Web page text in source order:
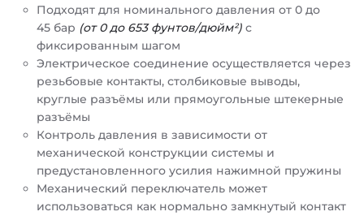
Подходят для номинального давления от 0 до
45 бар (от 0 до 653 фунтов/дюйм²) c
фиксированным шагом
Электрическое соединение осуществляется через
резьбовые контакты, столбиковые выводы,
круглые разъёмы или прямоугольные штекерные
разъёмы
Контроль давления в зависимости от
механической конструкции системы и
предустановленного усилия нажимной пружины
Механический переключатель может
использоваться как нормально замкнутый контакт